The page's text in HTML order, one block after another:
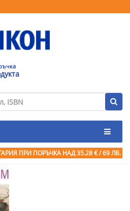
ПРИ ПОРЪЧКА НАД 35.28 € / 69 ЛВ.